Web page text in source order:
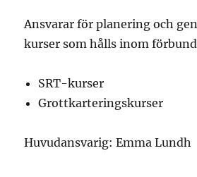
Ansvarar för planering och
kurser som hålls inom
SRT-kurser
Grottkarteringskurser
Huvudansvarig: Emma Lundh